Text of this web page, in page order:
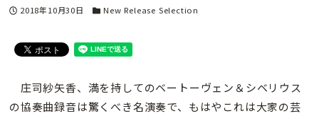
投稿日
2018年10月30日 カテゴリー
New Release Selection
庄司紗矢香、満を持してのベートーヴェン＆シベリウス
の協奏曲録音は驚くべき名演奏で、もはやこれは大家の芸